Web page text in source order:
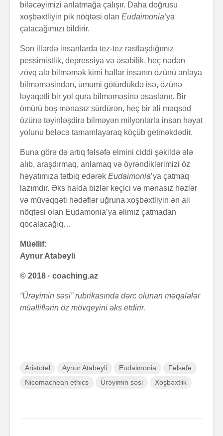
biləcəyimizi anlatmağa çalışır. Daha doğrusu
xoşbəxtliyin pik nöqtəsi olan Eudaimonia’ya
çatacağımızı bildirir.
Son illərdə insanlarda tez-tez rastlaşdığımız
pessimistlik, depressiya və əsəbilik, heç nədən
zövq ala bilməmək kimi hallar insanın özünü anlaya
bilməməsindən, ümumi götürdükdə isə, özünə
ləyaqətli bir yol qura bilməməsinə əsaslanır. Bir
ömürü boş mənasız sürdürən, heç bir ali məqsəd
özünə təyinləşdirə bilməyən milyonlarla insan həyat
yolunu beləcə tamamlayaraq köçüb getməkdədir.
Buna görə də artıq fəlsəfə elmini ciddi şəkildə ələ
alıb, araşdırmaq, anlamaq və öyrəndiklərimizi öz
həyatımıza tətbiq edərək Eudaimonia’ya çatmaq
lazımdır. Əks halda bizlər keçici və mənasız həzlər
və müvəqqəti hədəflər uğruna xoşbəxtliyin ən ali
nöqtəsi olan Eudamonia’ya əlimiz çatmadan
qocalacağıq…
Müəllif:
Aynur Atabəyli
© 2018 · coaching.az
“Ürəyimin səsi” rubrikasında dərc olunan məqalələr
müəlliflərin öz mövqeyini əks etdirir.
Aristotel Aynur Atabəyli Eudaimonia
Fəlsəfə
Nicomachean ethics
Ürəyimin səsi Xoşbəxtlik